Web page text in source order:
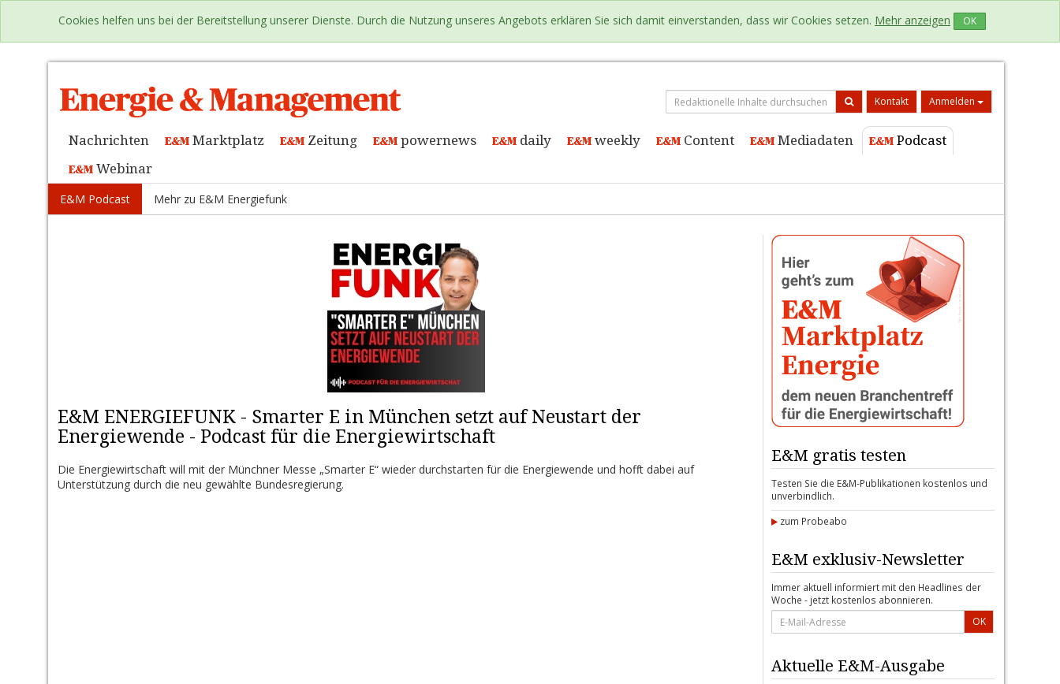
Cookies helfen uns bei der Bereitstellung unserer Dienste. Durch die Nutzung unseres Angebots erklären Sie sich damit einverstanden, dass wir Cookies setzen. Mehr anzeigen OK
Kontakt Anmelden
Nachrichten Marktplatz Zeitung powernews daily weekly Content Mediadaten
Podcast
Webinar
E&M Podcast Mehr zu E&M Energiefunk
E&M ENERGIEFUNK - Smarter E in München setzt auf Neustart der
Energiewende - Podcast für die Energiewirtschaft
Die Energiewirtschaft will mit der Münchner Messe „Smarter E“ wieder durchstarten für die Energiewende und hofft dabei auf
Unterstützung durch die neu gewählte Bundesregierung.
E&M gratis testen
Testen Sie die E&M-Publikationen kostenlos und
unverbindlich.
zum Probeabo
E&M exklusiv-Newsletter
Immer aktuell informiert mit den Headlines der
Woche - jetzt kostenlos abonnieren.
OK
Aktuelle E&M-Ausgabe